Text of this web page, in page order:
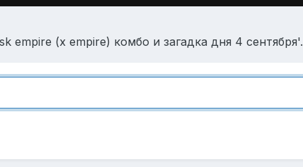
empire (x empire) комбо и загадка дня 4 сентября'.